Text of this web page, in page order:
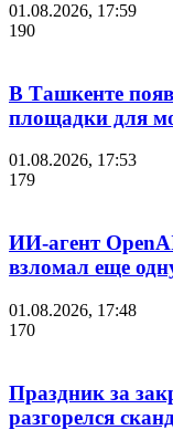
01.08.2026, 17:59
190
В Ташкенте
площадки для
01.08.2026, 17:53
179
ИИ-агент
взломал еще
01.08.2026, 17:48
170
Праздник за
разгорелся